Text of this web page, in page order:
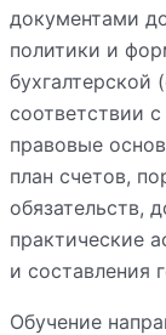
документами
политики и
бухгалтерской
соответствии
правовые
план счетов,
обязательств,
практические
и составления
Обучение